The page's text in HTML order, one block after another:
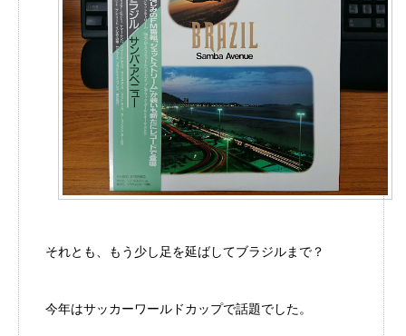
それとも、もう少し足を延ばしてブラジルまで？
今年はサッカーワールドカップで話題でした。